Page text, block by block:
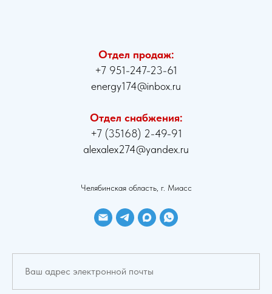
Отдел продаж:
+7 951-247-23-61
energy174@inbox.ru
Отдел снабжения:
+7 (35168) 2-49-91
alexalex274@yandex.ru
Челябинская область, г. Миасс